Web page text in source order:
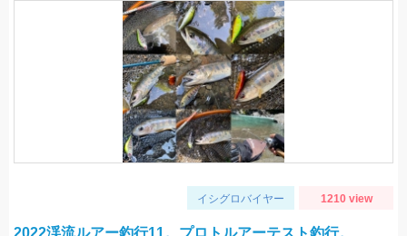
イシグロバイヤー 1210 view
2022渓流ルアー釣行11。プロトルアーテスト釣行。